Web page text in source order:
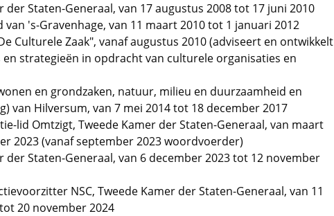
der Staten-Generaal, van 17 augustus 2008 tot 17 juni 2010
van 's-Gravenhage, van 11 maart 2010 tot 1 januari 2012
Culturele Zaak", vanaf augustus 2010 (adviseert en ontwikkelt
en strategieën in opdracht van culturele organisaties en
en grondzaken, natuur, milieu en duurzaamheid en
van Hilversum, van 7 mei 2014 tot 18 december 2017
lid Omtzigt, Tweede Kamer der Staten-Generaal, van maart
2023 (vanaf september 2023 woordvoerder)
der Staten-Generaal, van 6 december 2023 tot 12 november
NSC, Tweede Kamer der Staten-Generaal, van 11
20 november 2024